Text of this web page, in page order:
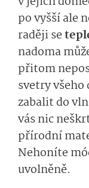
po vyšší ale
raději se
nadoma
přitom
svetry všeho
zabalit do
vás nic
přírodní
Nehoníte
uvolněně.